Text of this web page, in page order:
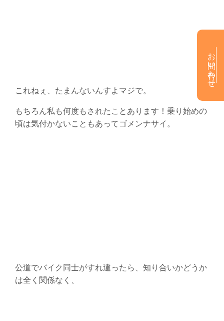
これねぇ、たまんないんすよマジで。
もちろん私も何度もされたことあります！乗り始めの
頃は気付かないこともあってゴメンナサイ。
公道でバイク同士がすれ違ったら、知り合いかどうか
は全く関係なく、
お問い合わせ